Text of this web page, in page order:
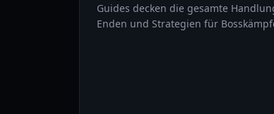
Guides decken die gesamte
Enden und Strategien für